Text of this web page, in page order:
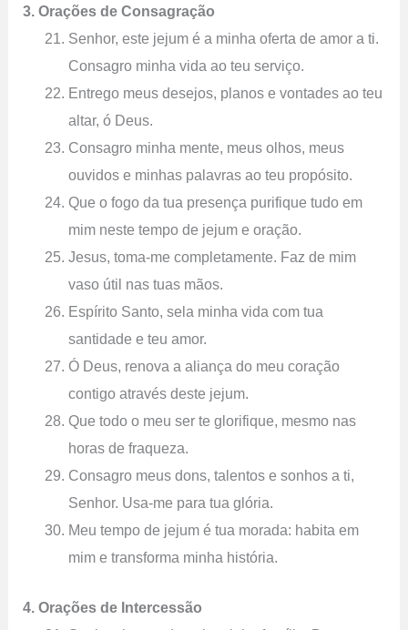
3. Orações de Consagração
Senhor, este jejum é a minha oferta de amor a ti.
Consagro minha vida ao teu serviço.
Entrego meus desejos, planos e vontades ao teu
altar, ó Deus.
Consagro minha mente, meus olhos, meus
ouvidos e minhas palavras ao teu propósito.
Que o fogo da tua presença purifique tudo em
mim neste tempo de jejum e oração.
Jesus, toma-me completamente. Faz de mim
vaso útil nas tuas mãos.
Espírito Santo, sela minha vida com tua
santidade e teu amor.
Ó Deus, renova a aliança do meu coração
contigo através deste jejum.
Que todo o meu ser te glorifique, mesmo nas
horas de fraqueza.
Consagro meus dons, talentos e sonhos a ti,
Senhor. Usa-me para tua glória.
Meu tempo de jejum é tua morada: habita em
mim e transforma minha história.
4. Orações de Intercessão